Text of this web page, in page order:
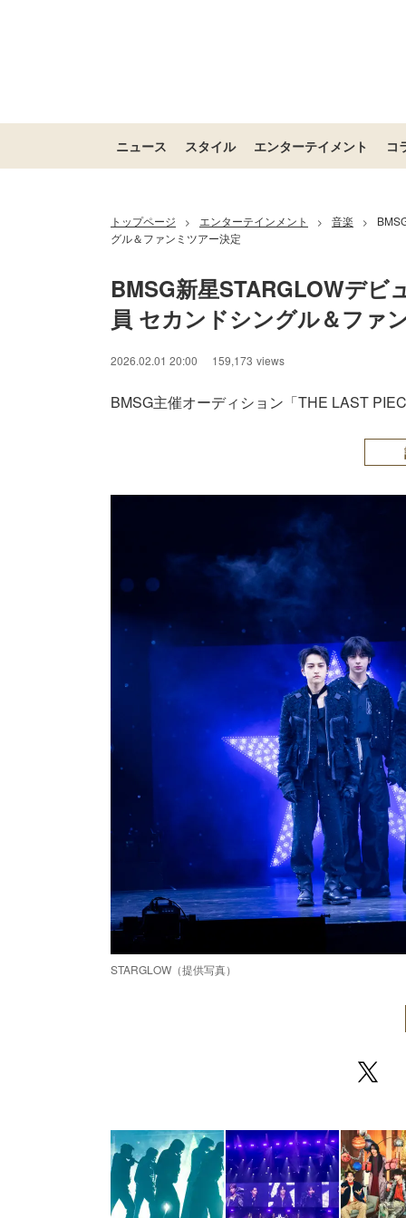
ニュース スタイル エンターテイメント コ
トップページ > エンターテインメント > 音楽 >
グル＆ファンミツアー決定
BMSG新星STARGLOWデビ
員 セカンドシングル＆ファ
2026.02.01 20:00 159,173 views
BMSG主催オーディション「THE LAST
STARGLOW（提供写真）